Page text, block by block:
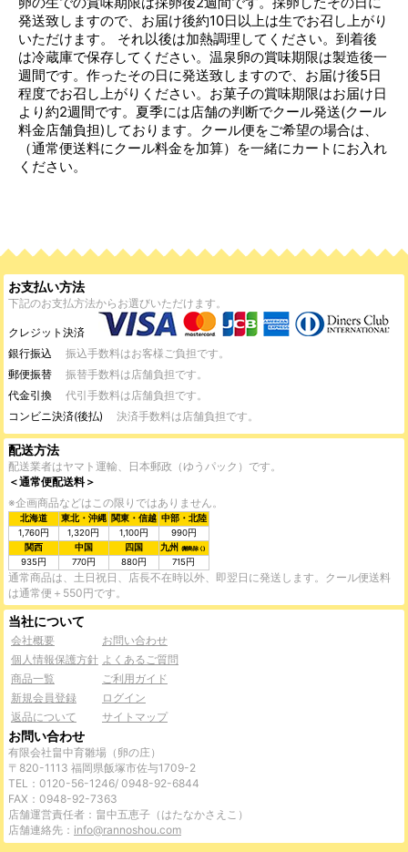
発送致しますので、お届け後約10日以上は生でお召し上がり
いただけます。 それ以後は加熱調理してください。到着後
は冷蔵庫で保存してください。温泉卵の賞味期限は製造後一
週間です。作ったその日に発送致しますので、お届け後5日
程度でお召し上がりください。お菓子の賞味期限はお届け日
より約2週間です。夏季には店舗の判断でクール発送(クール
料金店舗負担)しております。クール便をご希望の場合は、
（通常便送料にクール料金を加算）を一緒にカートにお入れ
ください。
お支払い方法
下記のお支払方法からお選びいただけます。
クレジット決済
銀行振込
振込手数料はお客様ご負担です。
郵便振替
振替手数料は店舗負担です。
代金引換
代引手数料は店舗負担です。
コンビニ決済(後払)
決済手数料は店舗負担です。
配送方法
配送業者はヤマト運輸、日本郵政（ゆうパック）です。
＜通常便配送料＞
※企画商品などはこの限りではありません。
北海道 東北・沖縄 関東・信越 中部・北陸
1,760円
1,320円 1,100円
990円
関西
中国 四国 九州 (離島除く)
935円 770円 880円 715円
通常商品は、土日祝日、店長不在時以外、即翌日に発送します。クール便送料
は通常便＋550円です。
当社について
会社概要
お問い合わせ
個人情報保護方針 よくあるご質問
商品一覧
ご利用ガイド
新規会員登録
ログイン
返品について
サイトマップ
お問い合わせ
有限会社畠中育雛場（卵の庄）
〒820-1113 福岡県飯塚市佐与1709-2
TEL：0120-56-1246/ 0948-92-6844
FAX：0948-92-7363
店舗運営責任者：畠中五恵子（はたなかさえこ）
店舗連絡先： info@rannoshou.com